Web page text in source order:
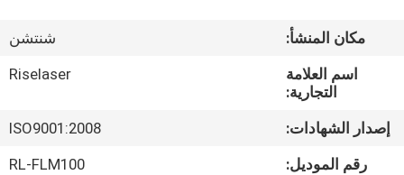
عرض
الواقع
الافتراضي
معلومات
مكان المنشأ:
شنتشن
اسم العلامة
التجارية:
Riselaser
إصدار الشهادات:
ISO9001:2008
رقم الموديل:
RL-FLM100